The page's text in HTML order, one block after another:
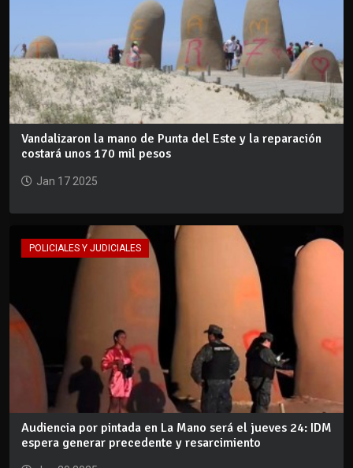
Vandalizaron la mano de Punta del Este y la reparación
costará unos 170 mil pesos
Jan 17 2025
POLICIALES Y JUDICIALES
Audiencia por pintada en La Mano será el jueves 24: IDM
espera generar precedente y resarcimiento